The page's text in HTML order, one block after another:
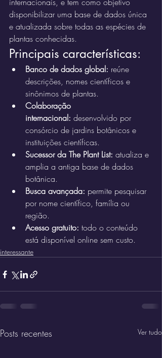
disponibilizar uma base de dados única
e atualizada sobre todas as espécies de
plantas conhecidas.
Principais características:
Banco de dados global: reúne
descrições, nomes científicos e
sinônimos de plantas.
Colaboração
internacional: desenvolvido por
consórcio de jardins botânicos e
instituições científicas.
Sucessor da The Plant List: atualiza e
amplia a antiga base de dados
botânica.
Busca avançada: permite pesquisar
por nome científico, família ou
região.
Acesso gratuito: todo o conteúdo
está disponível online sem custo.
interessante
Posts recentes Ver tudo